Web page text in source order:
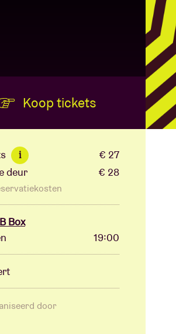
Koop tickets
i
€ 27
deur
€ 28
Box
19:00
door